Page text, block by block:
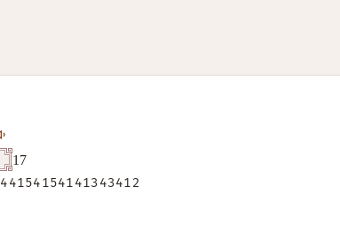
17
44154154141343412